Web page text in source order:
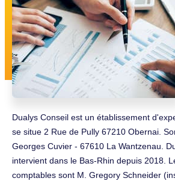
Dualys Conseil est un établissement
se situe 2 Rue de Pully 67210 Obernai.
Georges Cuvier - 67610 La Wantzenau.
intervient dans le Bas-Rhin depuis 2018.
comptables sont M. Gregory Schneider